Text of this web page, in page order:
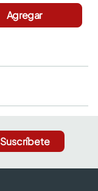
Agregar
Suscríbete